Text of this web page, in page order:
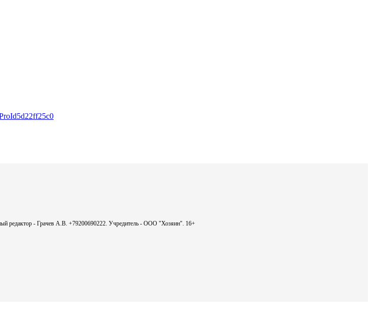
редактор - Грачев А.В. +79200690222. Учредитель - ООО "Хозяин". 16+